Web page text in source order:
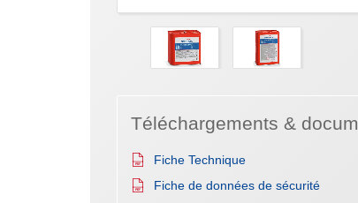
Téléchargements &
Fiche Technique
Fiche de données de sécurité